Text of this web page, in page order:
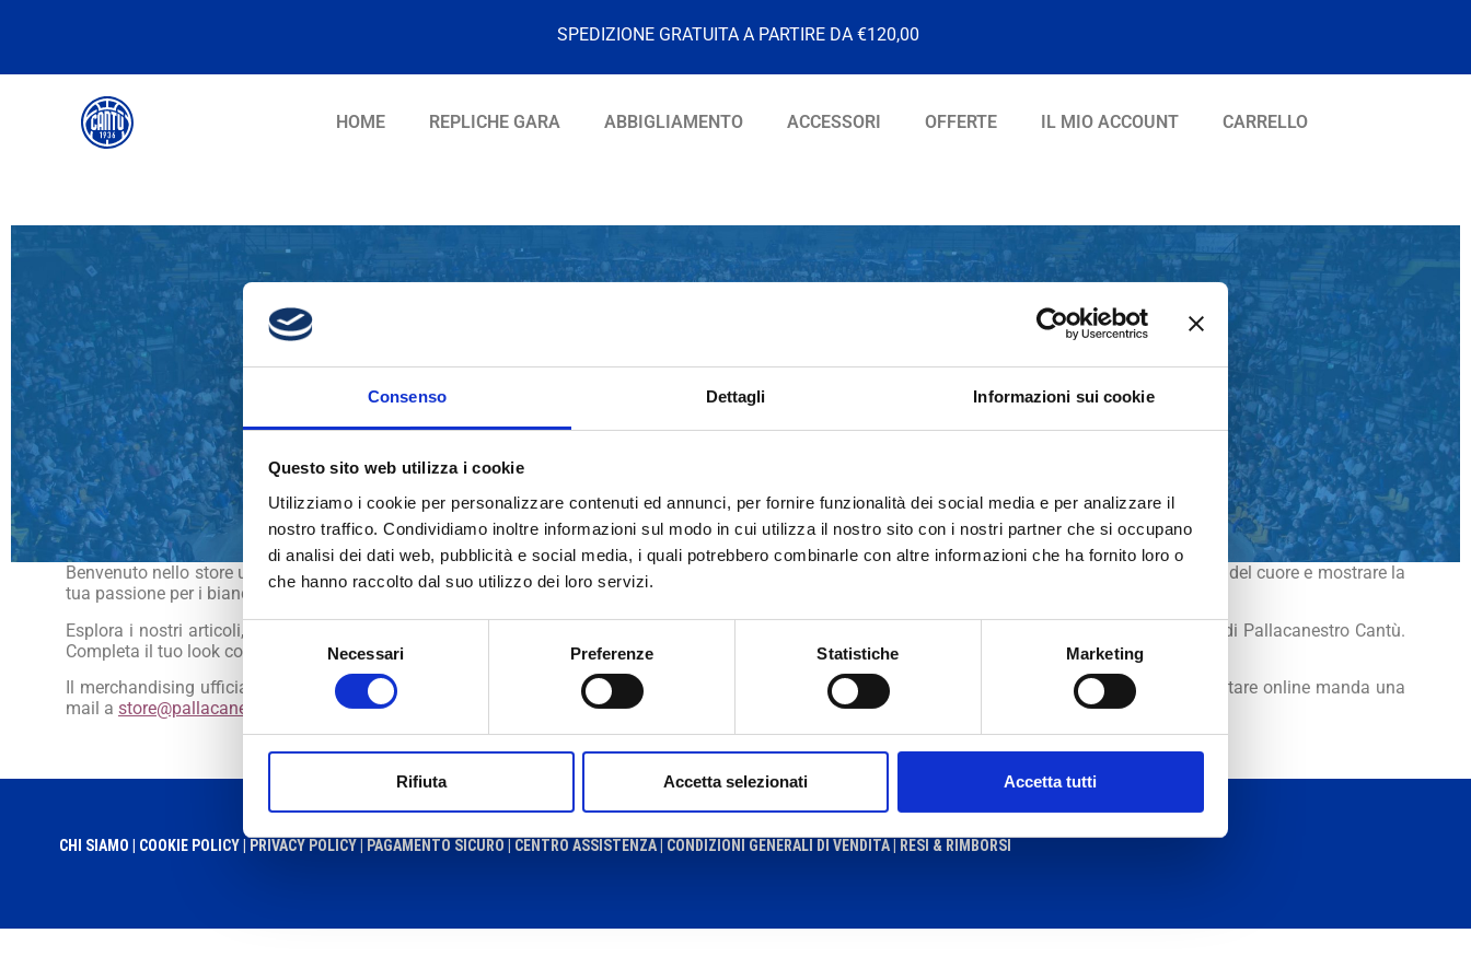
Consenso Dettagli Informazioni sui cookie
Questo sito web utilizza i cookie
Utilizziamo i cookie per personalizzare contenuti ed annunci, per fornire funzionalità dei social media e per analizzare il
nostro traffico. Condividiamo inoltre informazioni sul modo in cui utilizza il nostro sito con i nostri partner che si occupano
di analisi dei dati web, pubblicità e social media, i quali potrebbero combinarle con altre informazioni che ha fornito loro o
che hanno raccolto dal suo utilizzo dei loro servizi.
Selezione
del
consenso
Necessari Preferenze Statistiche Marketing
Rifiuta Accetta selezionati Accetta tutti
SPEDIZIONE GRATUITA A PARTIRE DA €120,00
HOME REPLICHE GARA ABBIGLIAMENTO ACCESSORI OFFERTE IL MIO ACCOUNT CARRELLO
CHI SIAMO
Benvenuto nello store ufficiale di Pallacanestro Cantù, il posto ideale dove puoi trovare tutto quello che ti serve per indossare i colori della tua squadra del cuore e mostrare la
tua passione per i biancoblù.
Esplora i nostri articoli, dalle t-shirt alle canotte replica del campionato, studiati nei minimi dettagli insieme a Check Point ed Erreà, sponsor tecnico di Pallacanestro Cantù.
Completa il tuo look con una gamma di accessori eleganti e funzionali.
Il merchandising ufficiale lo trovi solo su store.pallacanestrocantu.com e durante le partite casalinghe all’ingresso del PalaDesio. Se non vuoi acquistare online manda una
mail a store@pallacanestrocantu.come prendi un appuntamento presso i nostri uffici a Cantù in Via Como 216.
CHI SIAMO | COOKIE POLICY | PRIVACY POLICY | PAGAMENTO SICURO CENTRO ASSISTENZA | CONDIZIONI GENERALI DI VENDITA | RESI & RIMBORSI